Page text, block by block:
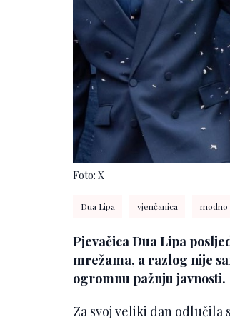
Foto: X
Dua Lipa vjenčanica modno
Pjevačica Dua Lipa
mrežama, a razlog nije
ogromnu pažnju javnosti.
Za svoj veliki dan odlučila